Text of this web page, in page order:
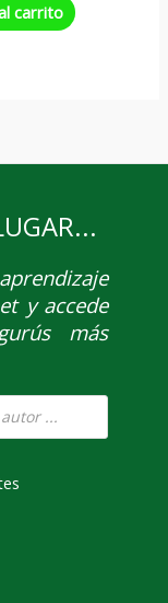
carrito
y accede
más